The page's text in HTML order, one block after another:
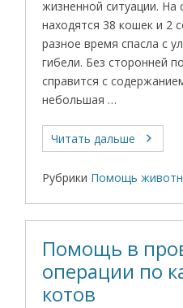
жизненной ситуации.
находятся 38 кошек и 2
разное время спасла с
гибели. Без сторонней
справится с
небольшая …
Читать дальше
Рубрики Помощь
Помощь в
операции по
котов